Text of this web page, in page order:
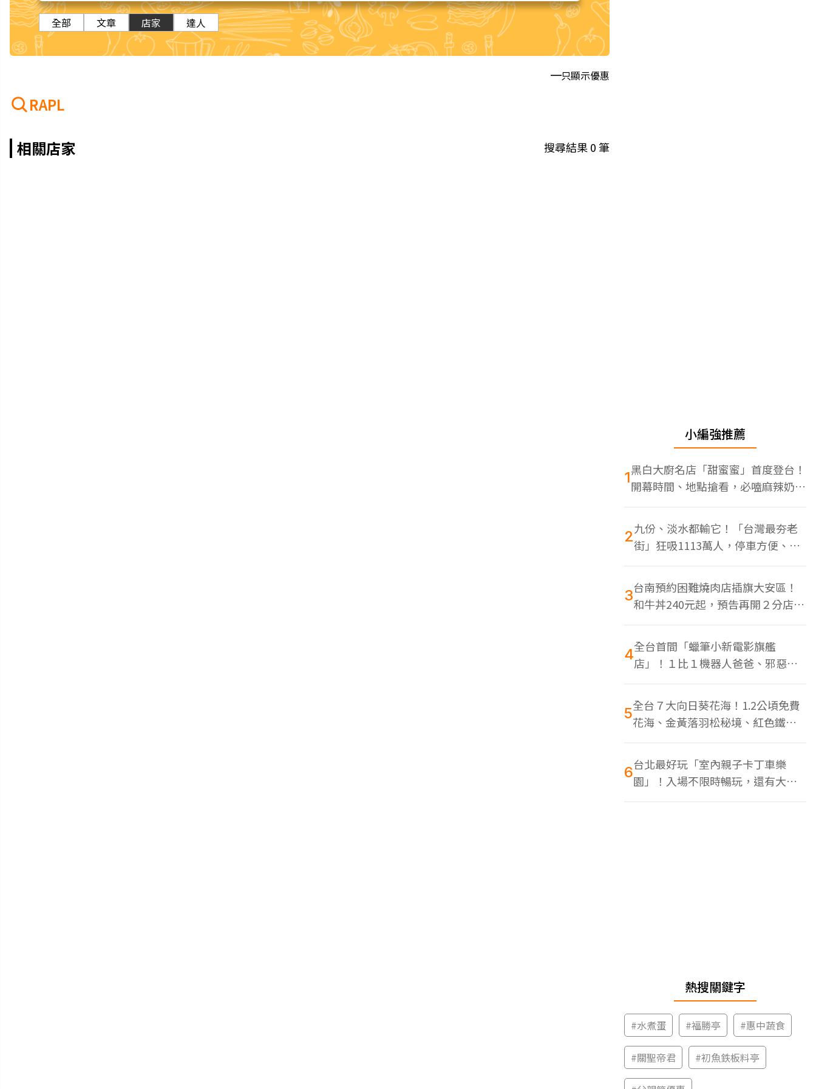
全部 文章 店家 達人
只顯示優惠
RAPL
相關店家 搜尋結果0筆
小編強推薦
1黑白大廚名店「甜蜜蜜」首度登台！
開幕時間、地點搶看，必嗑麻辣奶油
蝦
2九份、淡水都輸它！「台灣最夯老
街」狂吸1113萬人，停車方便、特
色美食多
3台南預約困難燒肉店插旗大安區！
和牛丼240元起，預告再開２分店、
地點曝光
4全台首間「蠟筆小新電影旗艦
店」！１比１機器人爸爸、邪惡正
男，百款周邊買翻
5全台７大向日葵花海！1.2公頃免費
花海、金黃落羽松秘境、紅色鐵橋
同框
6台北最好玩「室內親子卡丁車樂
園」！入場不限時暢玩，還有大螢
幕Switch遊戲區
熱搜關鍵字
#水煮蛋 #福勝亭 #惠中蔬食
#關聖帝君 #初魚鉄板料亭